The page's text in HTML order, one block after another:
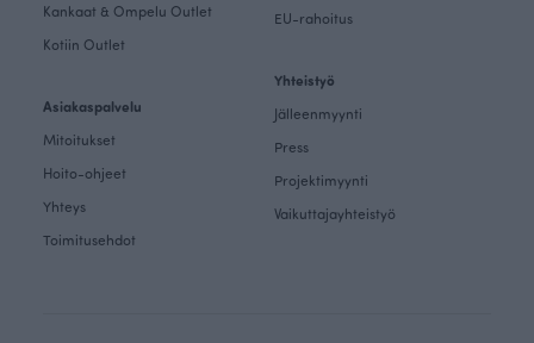
Kankaat & Ompelu Outlet
Kotiin Outlet
Asiakaspalvelu
Mitoitukset
Hoito-ohjeet
Yhteys
Toimitusehdot
EU-rahoitus
Yhteistyö
Jälleenmyynti
Press
Projektimyynti
Vaikuttajayhteistyö